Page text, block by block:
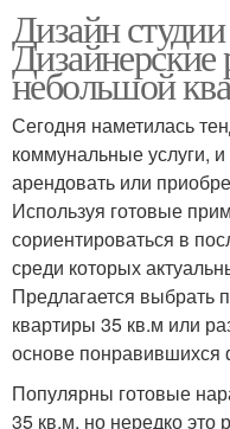
Дизайн
небольшой
Сегодня наметилась
коммунальные услуги,
арендовать или
Используя готовые
сориентироваться в
среди которых
Предлагается выбрать
квартиры 35 кв.м или
основе понравившихся
Популярны готовые
35 кв.м, но нередко это